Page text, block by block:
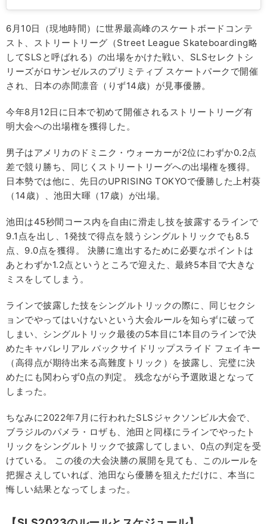
6月10日（現地時間）に世界最高峰のスケートボードコンテ
スト、ストリートリーグ（Street League Skateboarding略
してSLSと呼ばれる）の出場をかけた戦い、SLSセレクトシ
リーズがロサンゼルスのプリミティブ スケートパークで開催
され、日本の赤間凛音（りず14歳）が見事優勝。
今年8月12日に日本で初めて開催されるストリートリーグ有
明大会への出場権を獲得した。
男子はアメリカのドミニク・ウォーカーが2位にわずか0.2点
差で競り勝ち、同じくストリートリーグへの出場権を獲得。
日本勢では他に、先日のUPRISING TOKYOで優勝した上村葵
（14歳）、池田大暉（17歳）が出場。
池田は45秒間コース内を自由に滑走し技を披露するラインで
9.1点を出し、1発技で得点を競うシングルトリックでも8.5
点、9.0点を獲得。 決勝に進出するために必要なポイントは
あとわずか1.2点というところで迎えた、最終5本目で大きな
ミスをしてしまう。
ラインで披露した技をシングルトリックの際に、同じセクシ
ョンでやってはいけないという大会ルールを知らずに破って
しまい、シングルトリック最後の5本目に1本目のラインで決
めたキャバレリアル バックサイドリップスライド フェイキー
（高得点が期待出来る高難度トリック）を披露し、完璧に決
めたにも関わらず0点の判定。 残念ながら予選敗退となって
しまった。
ちなみに2022年7月に行われたSLSジャクソンビル大会で、
ブラジルのパメラ・ロザも、池田と同様にラインでやったト
リックをシングルトリックで披露してしまい、0点の判定を受
けている。 この後の大会決勝の展開を見ても、このルールを
把握さえしていれば、池田なら優勝を狙えただけに、本当に
悔しい結果となってしまった。